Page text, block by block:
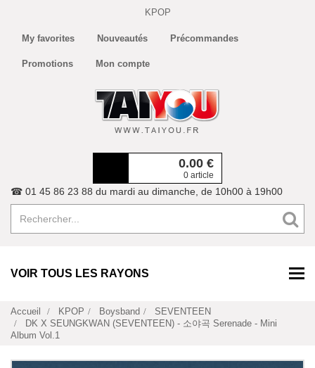
KPOP
My favorites Nouveautés Précommandes
Promotions Mon compte
0.00 €
0 article
☎ 01 45 86 23 88 du mardi au dimanche, de 10h00 à 19h00
VOIR TOUS LES RAYONS
Accueil KPOP Boysband
SEVENTEEN
DK X SEUNGKWAN (SEVENTEEN) - 소야곡 Serenade - Mini
Album Vol.1